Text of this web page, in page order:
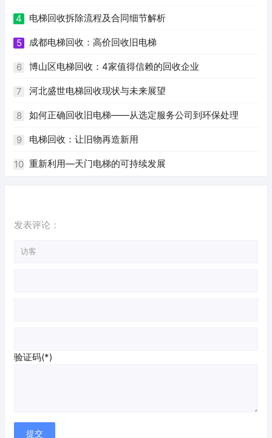
4 电梯回收拆除流程及合同细节解析
5 成都电梯回收：高价回收旧电梯
6 博山区电梯回收：4家值得信赖的回收企业
7 河北盛世电梯回收现状与未来展望
8 如何正确回收旧电梯——从选定服务公司到环保处理
9 电梯回收：让旧物再造新用
10 重新利用—天门电梯的可持续发展
发表评论：
验证码(*)